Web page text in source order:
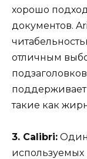
хорошо
документов.
отличным
такие как
3. Calibri:
используемых